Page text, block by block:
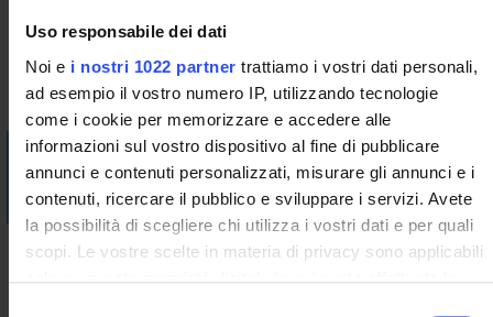
Uso responsabile dei dati
Noi e i nostri 1022 partner trattiamo i vostri dati personali,
ad esempio il vostro numero IP, utilizzando tecnologie
come i cookie per memorizzare e accedere alle
informazioni sul vostro dispositivo al fine di pubblicare
annunci e contenuti personalizzati, misurare gli annunci e i
contenuti, ricercare il pubblico e sviluppare i servizi. Avete
la possibilità di scegliere chi utilizza i vostri dati e per quali
scopi. Le vostre scelte in materia di privacy sono applicabili
solo su questa proprietà digitale in cui avete effettuato le
Bibliography
Vai alla bibliografia
Visualizza la bibliografia con Leganto, strumento che il
Sistema Bibliotecario mette a disposizione per recuperare i
testi in programma d'esame in modo semplice e innovativo.
Didactic methods